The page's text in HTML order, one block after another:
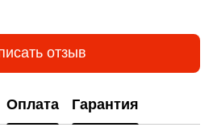
отзыв
Оплата Гарантия